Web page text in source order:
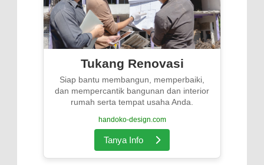
Tukang Renovasi
Siap bantu membangun, memperbaiki,
dan mempercantik bangunan dan interior
rumah serta tempat usaha Anda.
handoko-design.com
Tanya Info